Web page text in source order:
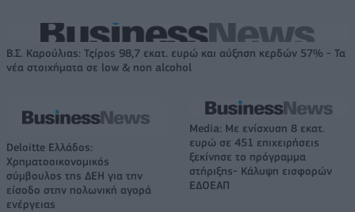
Β.Σ. Καρούλιας: Τζίρος 98,7 εκατ. ευρώ και αύξηση κερδών 57% - Τα
νέα στοιχήματα σε low & non alcohol
Deloitte Ελλάδος:
Χρηματοοικονομικός
σύμβουλος της ΔΕΗ για την
είσοδο στην πολωνική αγορά
ενέργειας
Media: Με ενίσχυση 8 εκατ.
ευρώ σε 451 επιχειρήσεις
ξεκίνησε το πρόγραμμα
στήριξης- Κάλυψη εισφορών
ΕΔΟΕΑΠ